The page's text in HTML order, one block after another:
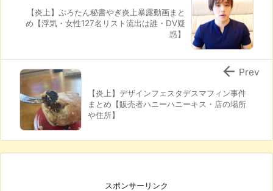
【炎上】ぷろたん秘書やぎ炎上暴露動画まと
め【浮気・女性127名リスト流出は誰・DV疑
惑】
【炎上】デザインフェスタデスマフィン事件
まとめ【販売者ハニーハニーキス・店の場所
や住所】
 Prev
スポンサーリンク